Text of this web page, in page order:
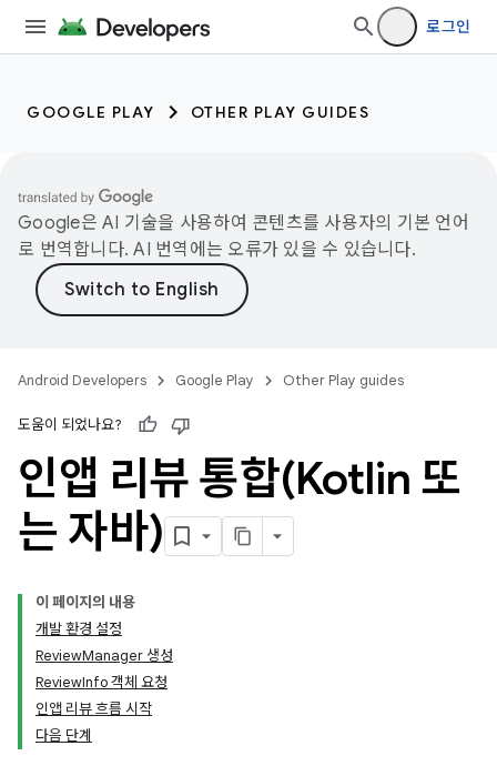
로그인
GOOGLE PLAY OTHER PLAY GUIDES
Google은 AI 기술을 사용하여 콘텐츠를 사용자의 기본 언어
로 번역합니다. AI 번역에는 오류가 있을 수 있습니다.
Android Developers Google Play Other Play guides
도움이 되었나요?
인앱 리뷰 통합(Kotlin 또
는 자바)
이 페이지의 내용
개발 환경 설정
ReviewManager 생성
ReviewInfo 객체 요청
인앱 리뷰 흐름 시작
다음 단계